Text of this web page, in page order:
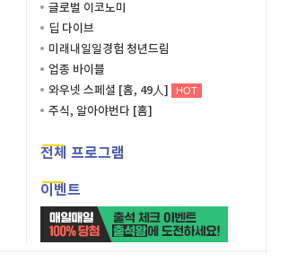
글로벌 이코노미
딥 다이브
미래내일일경험 청년드림
업종 바이블
와우넷 스페셜 [홈, 49人]
HOT
주식, 알아야번다 [홈]
전체 프로그램
이벤트